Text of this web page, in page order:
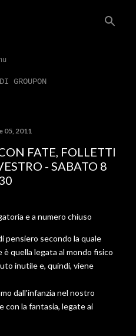
GROUPON
05, 2011
FATE, FOLLETTI
- SABATO 8
e a numero chiuso
pensiero secondo la quale
quella legata al mondo fisico
inutile e, quindi, viene
dall'infanzia nel nostro
con la fantasia, legate ai